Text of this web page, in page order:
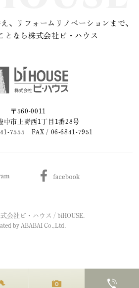
、リフォームリノベーションまで、
となら株式会社ビ・ハウス
〒560-0011
中市上野西1丁目1番28号
7555 FAX / 06-6841-7951
会社ビ・ハウス / biHOUSE.
by ABABAI Co.,Ltd.